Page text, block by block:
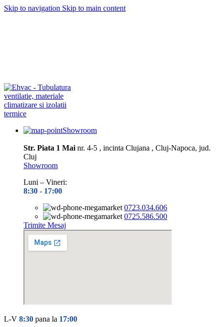
Skip to navigation Skip to main content
Showroom
Str. Piata 1 Mai nr. 4-5 , incinta Clujana , Cluj-Napoca, jud.
Cluj
Showroom
Luni – Vineri:
8:30 - 17:00
0723.034.606
0725.586.500
Trimite Mesaj
L-V 8:30 pana la 17:00